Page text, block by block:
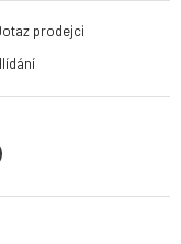
prodejci